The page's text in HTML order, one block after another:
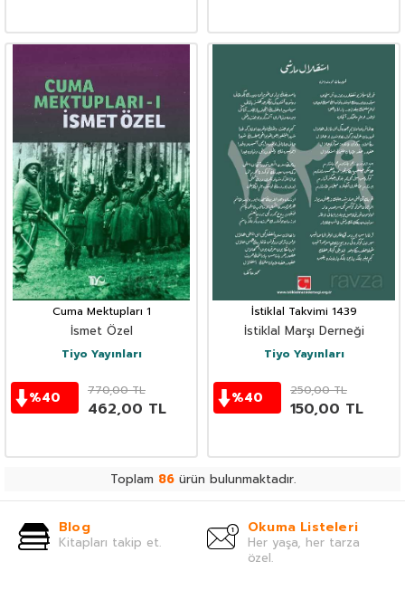
Cuma Mektupları 1
İsmet Özel
Tiyo Yayınları
%40 770,00TL
462,00 TL
İstiklal Takvimi 1439
İstiklal Marşı Derneği
Tiyo Yayınları
%40 250,00TL
150,00 TL
Toplam 86ürün bulunmaktadır.
Blog
Kitapları takip et.
Okuma Listeleri
Her yaşa, her tarza
özel.